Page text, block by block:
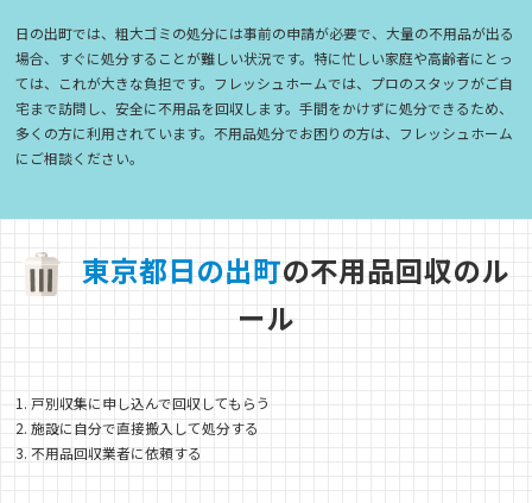
日の出町では、粗大ゴミの処分には事前の申請が必要で、大量の不用品が出る
場合、すぐに処分することが難しい状況です。特に忙しい家庭や高齢者にとっ
ては、これが大きな負担です。フレッシュホームでは、プロのスタッフがご自
宅まで訪問し、安全に不用品を回収します。手間をかけずに処分できるため、
多くの方に利用されています。不用品処分でお困りの方は、フレッシュホーム
にご相談ください。
東京都日の出町の不用品回収のル
ール
1. 戸別収集に申し込んで回収してもらう
2. 施設に自分で直接搬入して処分する
3. 不用品回収業者に依頼する